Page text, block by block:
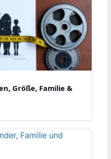
Größe, Familie &